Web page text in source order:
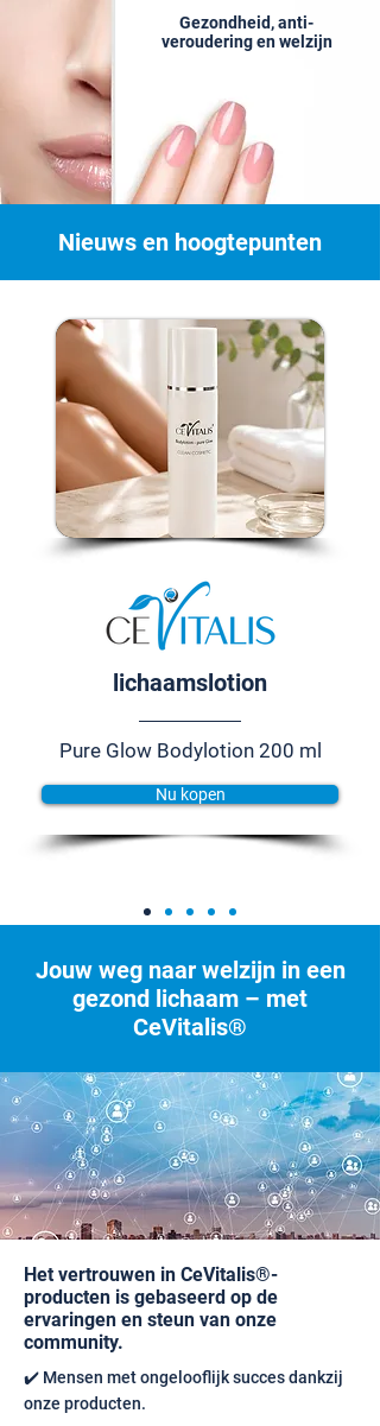
Gezondheid, anti-
veroudering en welzijn
Nieuws en hoogtepunten
lichaamslotion
Pure Glow Bodylotion 200 ml
Nu kopen
Jouw weg naar welzijn in een
gezond lichaam – met
CeVitalis®
Het vertrouwen in CeVitalis®-
producten is gebaseerd op de
ervaringen en steun van onze
community.
✔️ Mensen met ongelooflijk succes dankzij
onze producten.